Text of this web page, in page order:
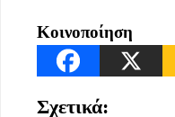
Κοινοποίηση
Σχετικά: